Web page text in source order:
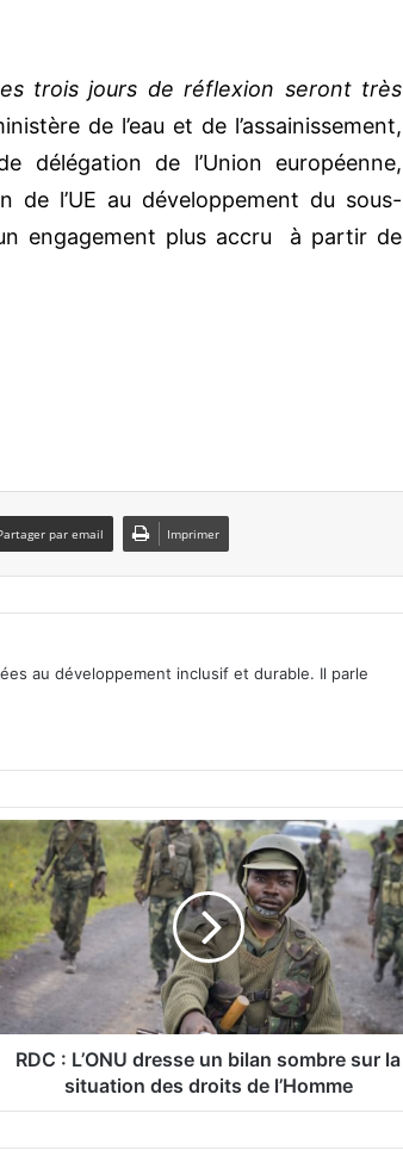
trois jours de réflexion seront très
de l’eau et de l’assainissement,
délégation de l’Union européenne,
de l’UE au développement du sous-
engagement plus accru à partir de
par email Imprimer
au développement inclusif et durable. Il parle
RDC : L’ONU dresse un bilan sombre sur la
situation des droits de l’Homme